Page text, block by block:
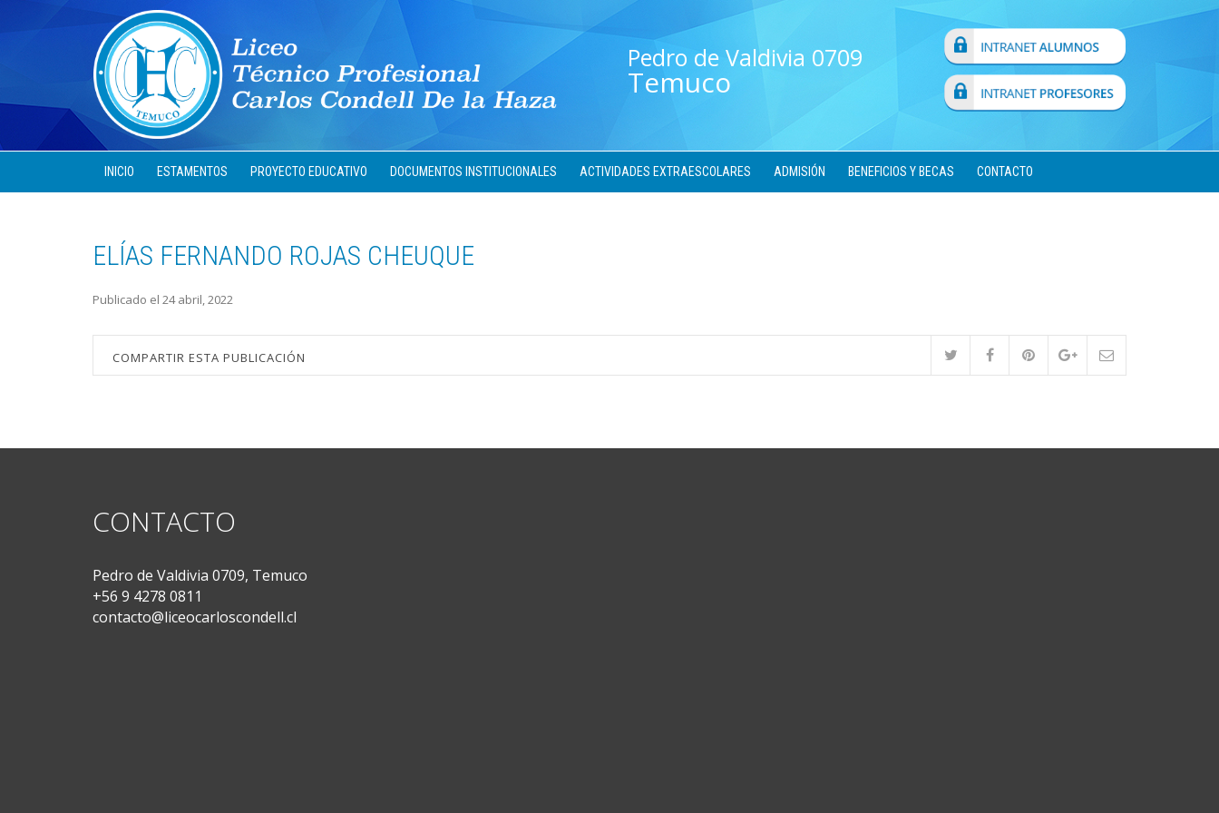
Pedro de Valdivia 0709
Temuco
INICIO ESTAMENTOS PROYECTO EDUCATIVO DOCUMENTOS INSTITUCIONALES ACTIVIDADES EXTRAESCOLARES ADMISIÓN BENEFICIOS Y BECAS CONTACTO
ELÍAS FERNANDO ROJAS CHEUQUE
Publicado el 24 abril, 2022
COMPARTIR ESTA PUBLICACIÓN
CONTACTO
Pedro de Valdivia 0709, Temuco
+56 9 4278 0811
contacto@liceocarloscondell.cl